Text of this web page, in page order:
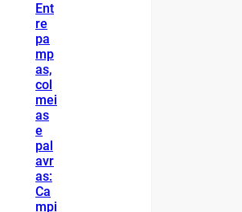
Ent
re
pa
mp
as,
col
mei
as
e
pal
avr
as:
Ca
mpi